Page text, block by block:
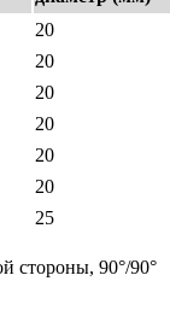
20
20
20
20
20
20
25
стороны, 90°/90°